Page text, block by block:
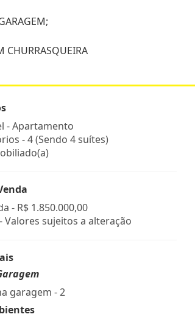
CHURRASQUEIRA
- Apartamento
- 4 (Sendo 4 suítes)
- R$ 1.850.000,00
Valores sujeitos a alteração
garagem - 2